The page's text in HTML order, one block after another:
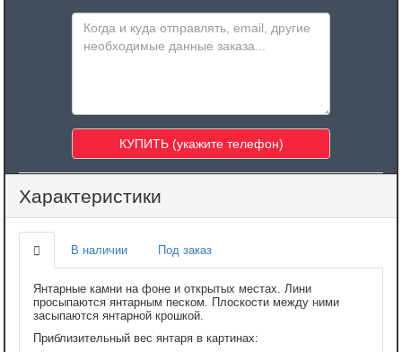
Характеристики
В наличии Под заказ
Янтарные камни на фоне и открытых местах. Лини
просыпаются янтарным песком. Плоскости между ними
засыпаются янтарной крошкой.
Приблизительный вес янтаря в картинах: